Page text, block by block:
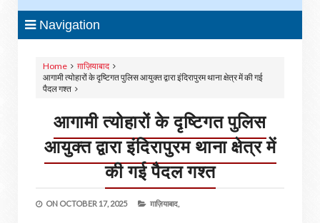
Navigation
Home
ग़ाज़ियाबाद
आगामी त्योहारों के दृष्टिगत पुलिस आयुक्त द्वारा इंदिरापुरम थाना क्षेत्र में की गई
पैदल गश्त
आगामी त्योहारों के दृष्टिगत पुलिस
आयुक्त द्वारा इंदिरापुरम थाना क्षेत्र में
की गई पैदल गश्त
ON OCTOBER 17, 2025 ग़ाज़ियाबाद,